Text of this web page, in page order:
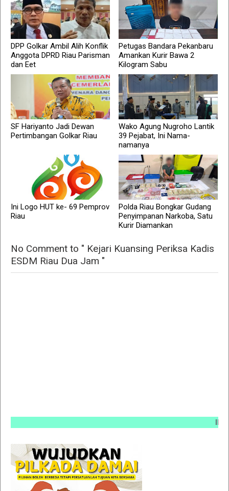
DPP Golkar Ambil Alih Konflik
Anggota DPRD Riau Parisman
dan Eet
Petugas Bandara Pekanbaru
Amankan Kurir Bawa 2
Kilogram Sabu
SF Hariyanto Jadi Dewan
Pertimbangan Golkar Riau
Wako Agung Nugroho Lantik
39 Pejabat, Ini Nama-
namanya
Ini Logo HUT ke- 69 Pemprov
Riau
Polda Riau Bongkar Gudang
Penyimpanan Narkoba, Satu
Kurir Diamankan
No Comment to " Kejari Kuansing Periksa Kadis
ESDM Riau Dua Jam "